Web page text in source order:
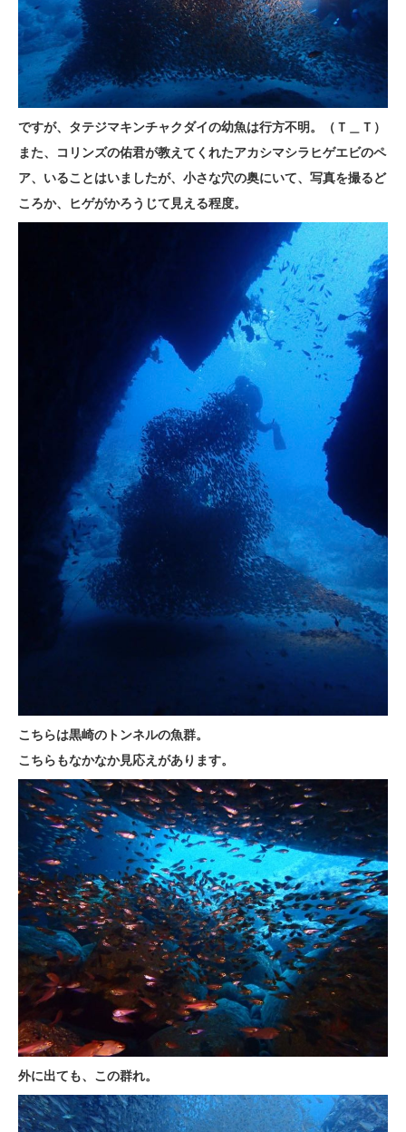
ですが、タテジマキンチャクダイの幼魚は行方不明。（Ｔ＿Ｔ）
また、コリンズの佑君が教えてくれたアカシマシラヒゲエビのペ
ア、いることはいましたが、小さな穴の奥にいて、写真を撮るど
ころか、ヒゲがかろうじて見える程度。
こちらは黒崎のトンネルの魚群。
こちらもなかなか見応えがあります。
外に出ても、この群れ。